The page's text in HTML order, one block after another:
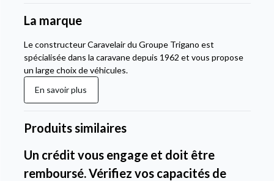
La marque
Le constructeur Caravelair du Groupe Trigano est
spécialisée dans la caravane depuis 1962 et vous propose
un large choix de véhicules.
En savoir plus
Produits similaires
Un crédit vous engage et doit être
remboursé. Vérifiez vos capacités de